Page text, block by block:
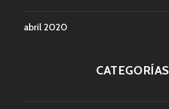
abril 2020
CATEGORÍAS